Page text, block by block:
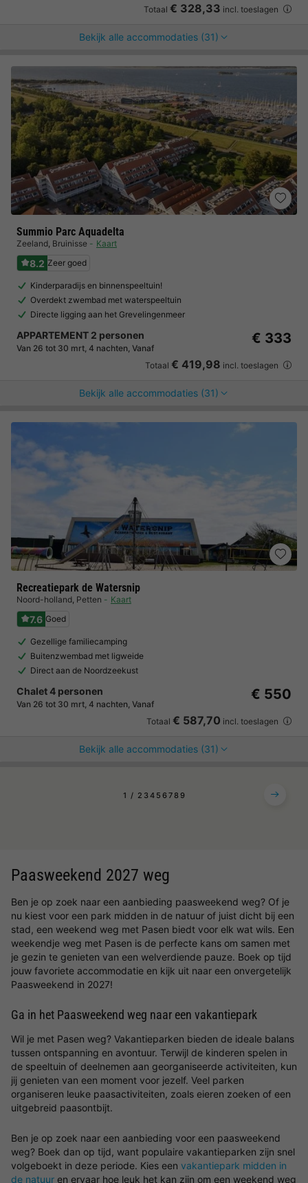
Totaal € 328,33 incl. toeslagen
Bekijk alle accommodaties (31)
Summio Parc Aquadelta
Zeeland, Bruinisse Kaart
8.2 Zeer goed
Kinderparadijs en binnenspeeltuin!
Overdekt zwembad met waterspeeltuin
Directe ligging aan het Grevelingenmeer
APPARTEMENT 2 personen
Van 26 tot 30 mrt, 4 nachten, Vanaf
€ 333
Totaal € 419,98 incl. toeslagen
Bekijk alle accommodaties (31)
Recreatiepark de Watersnip
Noord-holland, Petten Kaart
7.6 Goed
Gezellige familiecamping
Buitenzwembad met ligweide
Direct aan de Noordzeekust
Chalet 4 personen
Van 26 tot 30 mrt, 4 nachten, Vanaf
€ 550
Totaal € 587,70 incl. toeslagen
Bekijk alle accommodaties (31)
1 2 3 4 5 67 8 9
Paasweekend 2027 weg
Ben je op zoek naar een aanbieding paasweekend weg? Of je
nu kiest voor een park midden in de natuur of juist dicht bij een
stad, een weekend weg met Pasen biedt voor elk wat wils. Een
weekendje weg met Pasen is de perfecte kans om samen met
je gezin te genieten van een welverdiende pauze. Boek op tijd
jouw favoriete accommodatie en kijk uit naar een onvergetelijk
Paasweekend in 2027!
Ga in het Paasweekend weg naar een vakantiepark
Wil je met Pasen weg? Vakantieparken bieden de ideale balans
tussen ontspanning en avontuur. Terwijl de kinderen spelen in
de speeltuin of deelnemen aan georganiseerde activiteiten, kun
jij genieten van een moment voor jezelf. Veel parken
organiseren leuke paasactiviteiten, zoals eieren zoeken of een
uitgebreid paasontbijt.
Ben je op zoek naar een aanbieding voor een paasweekend
weg? Boek dan op tijd, want populaire vakantieparken zijn snel
volgeboekt in deze periode. Kies een vakantiepark midden in
de natuur en ervaar hoe leuk het kan zijn om een weekend weg